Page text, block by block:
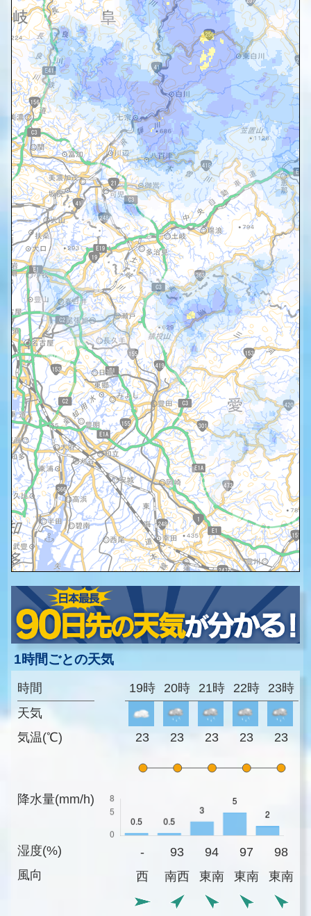
1時間ごとの天気
時間
天気
気温(℃)
降水量(mm/h)
湿度(%)
風向
19時 20時 21時 22時 23時
23 23 23 23 23
- 93 94 97
98
西
南西 東南 東南 東南